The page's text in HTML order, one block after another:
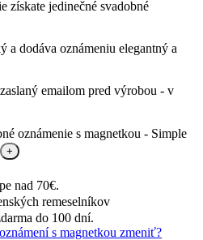
získate jedinečné svadobné
a dodáva oznámeniu elegantný a
emailom pred výrobou - v
oznámenie s magnetkou - Simple
nad 70€.
remeselníkov
do 100 dní.
s magnetkou zmeniť?